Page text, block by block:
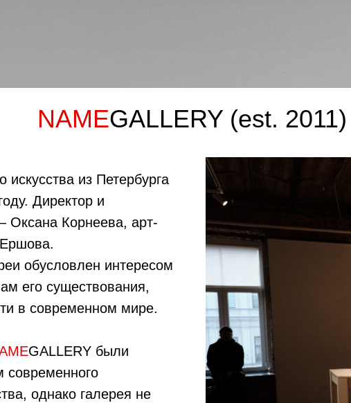
NAMEGALLERY (est. 2011)
искусства из Петербурга
Директор и
Оксана Корнеева, арт-
обусловлен интересом
его существования,
в современном мире.
GALLERY были
современного
однако галерея не